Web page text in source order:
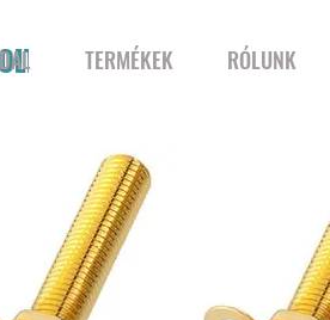
TERMÉKEK RÓLUNK